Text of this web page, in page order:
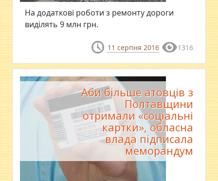
На додаткові роботи з ремонту дороги
виділять 9 млн грн.
11 серпня 2016 1316
Аби більше атовців з
Полтавщини
отримали «соціальні
картки», обласна
влада підписала
меморандум